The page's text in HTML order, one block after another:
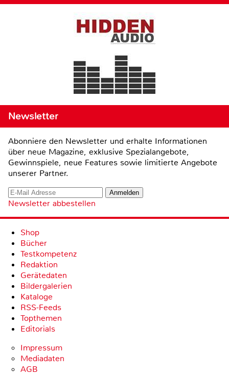
Newsletter
Abonniere den Newsletter und erhalte Informationen
über neue Magazine, exklusive Spezialangebote,
Gewinnspiele, neue Features sowie limitierte Angebote
unserer Partner.
Newsletter abbestellen
Shop
Bücher
Testkompetenz
Redaktion
Gerätedaten
Bildergalerien
Kataloge
RSS-Feeds
Topthemen
Editorials
Impressum
Mediadaten
AGB